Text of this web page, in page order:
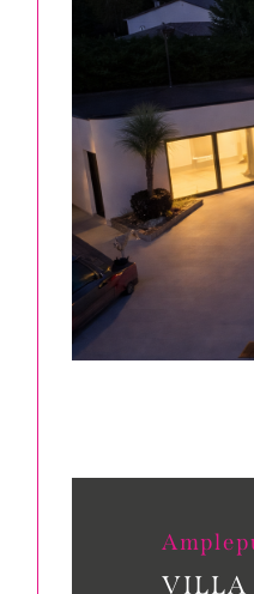
VILLA